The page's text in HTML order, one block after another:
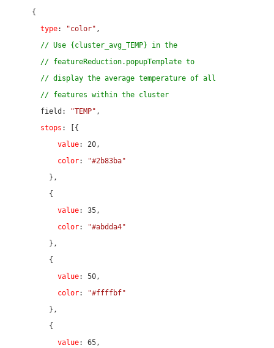
type: "color" ,
// Use {cluster_avg_TEMP} in the
// featureReduction.popupTemplate to
// display the average temperature of all
// features within the cluster
      field:
"TEMP" ,
stops : [{
value: 20,
color:
"#2b83ba"
value: 35,
color:
"#abdda4"
value: 50,
color:
"#ffffbf"
value: 65,